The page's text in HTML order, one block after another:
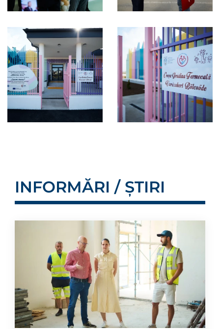
INFORMĂRI / ȘTIRI